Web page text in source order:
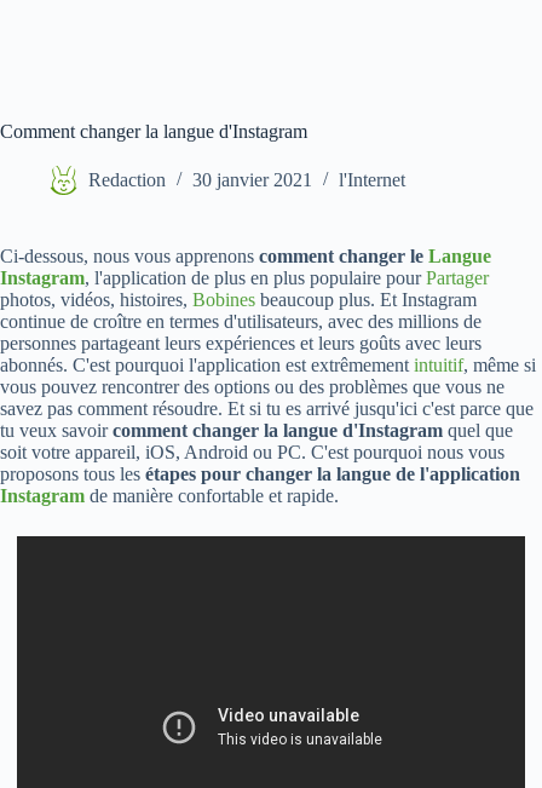
Comment changer la langue d'Instagram
Redaction 30 janvier 2021 l'Internet
Ci-dessous, nous vous apprenons comment changer le Langue
Instagram, l'application de plus en plus populaire pourPartager
photos, vidéos, histoires, Bobines beaucoup plus. Et Instagram
continue de croître en termes d'utilisateurs, avec des millions de
personnes partageant leurs expériences et leurs goûts avec leurs
abonnés. C'est pourquoi l'application est extrêmement intuitif, même si
vous pouvez rencontrer des options ou des problèmes que vous ne
savez pas comment résoudre. Et si tu es arrivé jusqu'ici c'est parce que
tu veux savoircomment changer la langue d'Instagram quel que
soit votre appareil, iOS, Android ou PC. C'est pourquoi nous vous
proposons tous les étapes pour changer la langue de l'application
Instagram de manière confortable et rapide.